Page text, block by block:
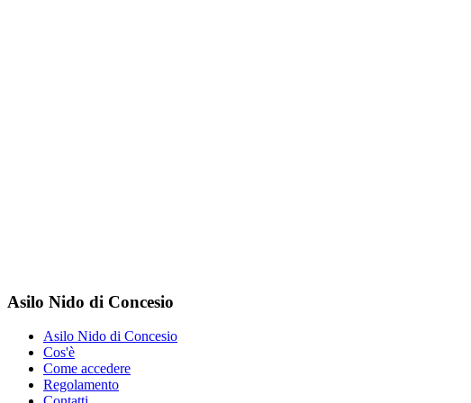
Asilo Nido di Concesio
Asilo Nido di Concesio
Cos'è
Come accedere
Regolamento